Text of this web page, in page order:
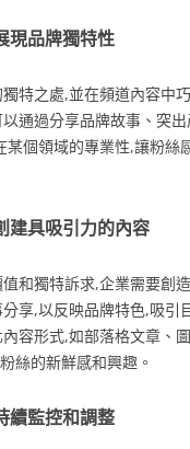
品牌獨特性
特之處,並在頻道內容中
通過分享品牌故事、突
某個領域的專業性,讓粉絲
具吸引力的內容
和獨特訴求,企業需要創
享,以反映品牌特色,吸引
容形式,如部落格文章、
絲的新鮮感和興趣。
監控和調整